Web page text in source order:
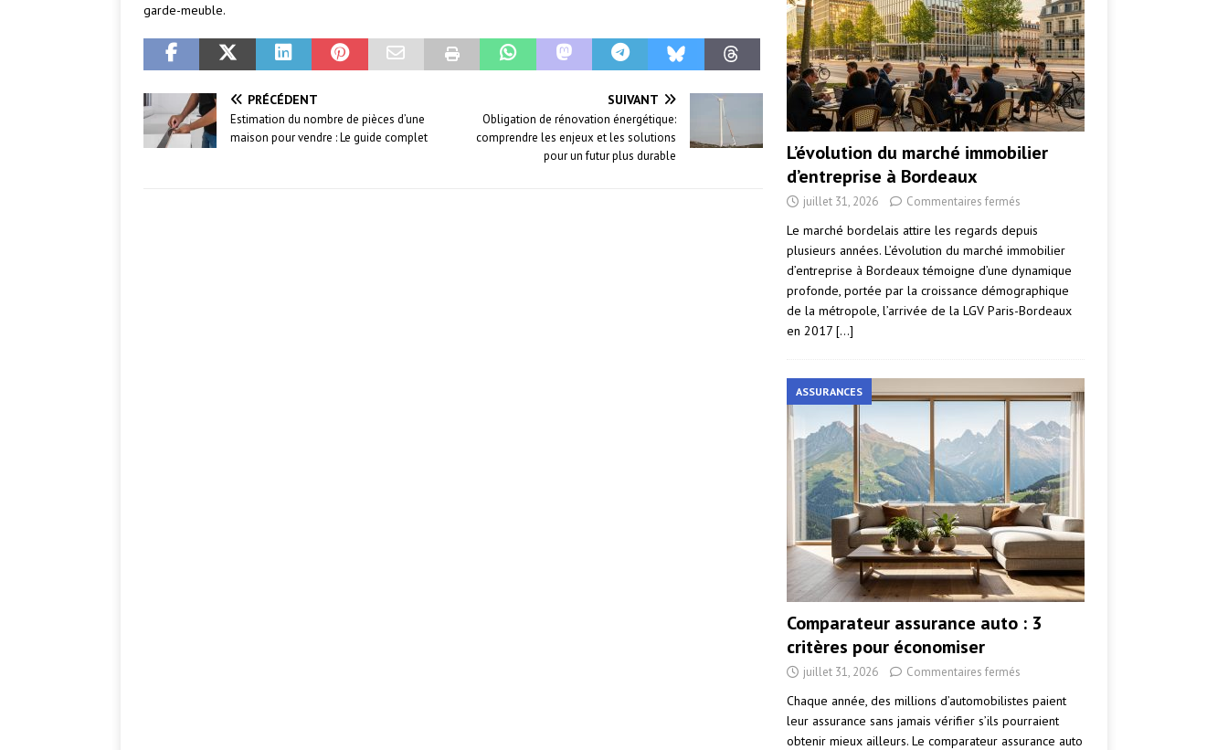
garde-meuble.
PRÉCÉDENT
Estimation du nombre de pièces d’une
maison pour vendre : Le guide complet
SUIVANT
Obligation de rénovation énergétique:
comprendre les enjeux et les solutions
pour un futur plus durable
L’évolution du marché immobilier
d’entreprise à Bordeaux
juillet 31, 2026 Commentaires fermés
Le marché bordelais attire les regards depuis
plusieurs années. L’évolution du marché immobilier
d’entreprise à Bordeaux témoigne d’une dynamique
profonde, portée par la croissance démographique
de la métropole, l’arrivée de la LGV Paris-Bordeaux
en 2017 […]
ASSURANCES
Comparateur assurance auto : 3
critères pour économiser
juillet 31, 2026 Commentaires fermés
Chaque année, des millions d’automobilistes paient
leur assurance sans jamais vérifier s’ils pourraient
obtenir mieux ailleurs. Le comparateur assurance auto